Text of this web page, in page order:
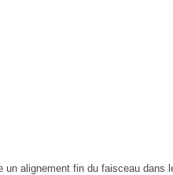
alignement fin du faisceau dans